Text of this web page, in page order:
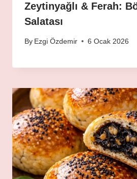
Zeytinyağlı & Ferah:
Salatası
By Ezgi Özdemir 6 Ocak 2026